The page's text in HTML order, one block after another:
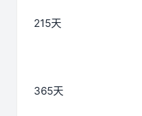
215天
365天